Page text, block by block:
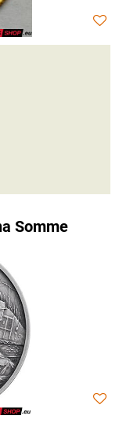
Somme